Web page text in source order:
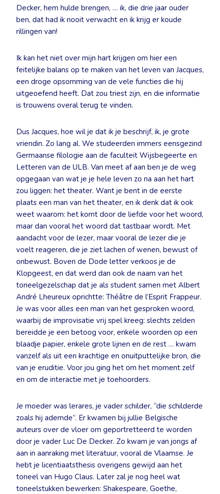
Decker, hem hulde brengen, … ik, die drie jaar ouder
ben, dat had ik nooit verwacht en ik krijg er koude
rillingen van!
Ik kan het niet over mijn hart krijgen om hier een
feitelijke balans op te maken van het leven van Jacques,
een droge opsomming van de vele functies die hij
uitgeoefend heeft. Dat zou triest zijn, en die informatie
is trouwens overal terug te vinden.
Dus Jacques, hoe wil je dat ik je beschrijf, ik, je grote
vriendin. Zo lang al. We studeerden immers eensgezind
Germaanse filologie aan de faculteit Wijsbegeerte en
Letteren van de ULB. Van meet af aan ben je de weg
opgegaan van wat je je hele leven zo na aan het hart
zou liggen: het theater. Want je bent in de eerste
plaats een man van het theater, en ik denk dat ik ook
weet waarom: het komt door de liefde voor het woord,
maar dan vooral het woord dat tastbaar wordt. Met
aandacht voor de lezer, maar vooral de lezer die je
voelt reageren, die je ziet lachen of wenen, bewust of
onbewust. Boven de Dode letter verkoos je de
Klopgeest, en dat werd dan ook de naam van het
toneelgezelschap dat je als student samen met Albert
André Lheureux oprichtte: Théâtre de l’Esprit Frappeur.
Je was voor alles een man van het gesproken woord,
waarbij de improvisatie vrij spel kreeg: slechts zelden
bereidde je een betoog voor, enkele woorden op een
blaadje papier, enkele grote lijnen en de rest … kwam
vanzelf als uit een krachtige en onuitputtelijke bron, die
van je eruditie. Voor jou ging het om het moment zelf
en om de interactie met je toehoorders.
Je moeder was lerares, je vader schilder, “die schilderde
zoals hij ademde”. Er kwamen bij jullie Belgische
auteurs over de vloer om geportretteerd te worden
door je vader Luc De Decker. Zo kwam je van jongs af
aan in aanraking met literatuur, vooral de Vlaamse. Je
hebt je licentiaatsthesis overigens gewijd aan het
toneel van Hugo Claus. Later zal je nog heel wat
toneelstukken bewerken: Shakespeare, Goethe,